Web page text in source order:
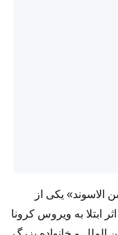
یکی از
ابتلا به ویروس کرونا